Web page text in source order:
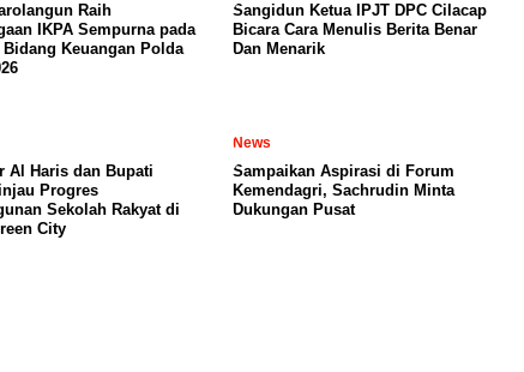
Raih
IKPA Sempurna pada
Bidang Keuangan Polda
Sangidun Ketua IPJT DPC Cilacap
Bicara Cara Menulis Berita Benar
Dan Menarik
Al Haris dan Bupati
Progres
Sekolah Rakyat di
City
News
Sampaikan Aspirasi di Forum
Kemendagri, Sachrudin Minta
Dukungan Pusat